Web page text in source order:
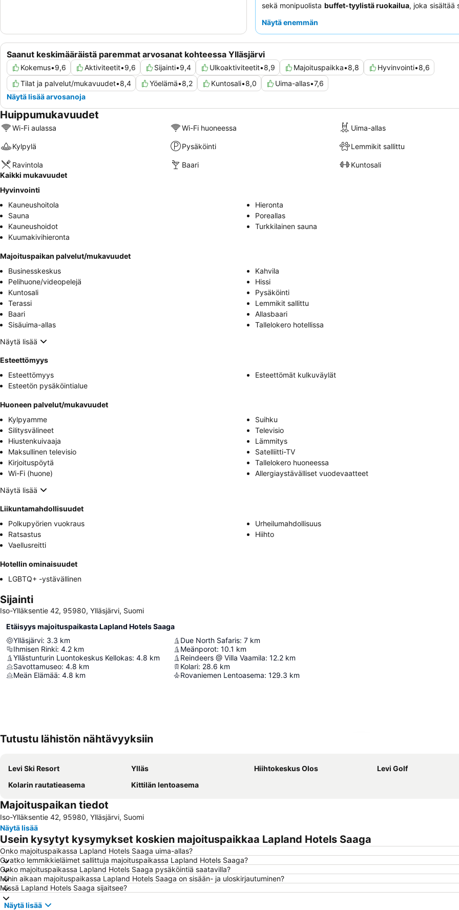
sekä monipuolista buffet-tyylistä ruokailua, joka sisältää
saamiseksi harkitse huoneiston varaamista, jossa on
Näytä enemmän
Saanut keskimääräistä paremmat arvosanat kohteessa Ylläsjärvi
Kokemus•9,6 Aktiviteetit•9,6 Sijainti•9,4 Ulkoaktiviteetit•8,9 Majoituspaikka•8,8 Hyvinvointi•8,6
Tilat ja palvelut/mukavuudet•8,4 Yöelämä•8,2 Kuntosali•8,0 Uima-allas•7,6
Näytä lisää arvosanoja
Huippumukavuudet
Wi-Fi aulassa Wi-Fi huoneessa Uima-allas
Kylpylä Pysäköinti Lemmikit sallittu
Ravintola Baari
Kuntosali
Kaikki mukavuudet
Hyvinvointi
Kauneushoitola
Hieronta
Sauna
Poreallas
Kauneushoidot
Turkkilainen sauna
Kuumakivihieronta
Majoituspaikan palvelut/mukavuudet
Businesskeskus
Kahvila
Pelihuone/videopelejä
Hissi
Kuntosali
Pysäköinti
Terassi
Lemmikit sallittu
Baari
Allasbaari
Sisäuima-allas
Tallelokero hotellissa
Näytä lisää
Esteettömyys
Esteettömyys
Esteettömät kulkuväylät
Esteetön pysäköintialue
Huoneen palvelut/mukavuudet
Kylpyamme
Suihku
Silitysvälineet
Televisio
Hiustenkuivaaja
Lämmitys
Maksullinen televisio
Satelliitti-TV
Kirjoituspöytä
Tallelokero huoneessa
Wi-Fi (huone)
Allergiaystävälliset vuodevaatteet
Näytä lisää
Liikuntamahdollisuudet
Polkupyörien vuokraus
Urheilumahdollisuus
Ratsastus
Hiihto
Vaellusreitti
Hotellin ominaisuudet
LGBTQ+ -ystävällinen
Sijainti
Iso-Ylläksentie 42, 95980, Ylläsjärvi, Suomi
Etäisyys majoituspaikasta Lapland Hotels Saaga
Ylläsjärvi: 3.3 km
Ihmisen Rinki: 4.2 km
Yllästunturin Luontokeskus Kellokas: 4.8 km
Savottamuseo: 4.8 km
Meän Elämää: 4.8 km
Due North Safaris: 7 km
Meänporot: 10.1 km
Reindeers @ Villa Vaamila: 12.2 km
Kolari: 28.6 km
Rovaniemen Lentoasema: 129.3 km
Tutustu lähistön nähtävyyksiin
Levi Ski Resort Ylläs Hiihtokeskus Olos
Levi Golf
Kolarin rautatieasema
Kittilän lentoasema
Majoituspaikan tiedot
Iso-Ylläksentie 42, 95980, Ylläsjärvi, Suomi
Näytä lisää
Usein kysytyt kysymykset koskien majoituspaikkaa Lapland Hotels Saaga
Onko majoituspaikassa Lapland Hotels Saaga uima-allas?
Ovatko lemmikkieläimet sallittuja majoituspaikassa Lapland Hotels Saaga?
Onko majoituspaikassa Lapland Hotels Saaga pysäköintiä saatavilla?
Mihin aikaan majoituspaikassa Lapland Hotels Saaga on sisään- ja uloskirjautuminen?
Missä Lapland Hotels Saaga sijaitsee?
Näytä lisää